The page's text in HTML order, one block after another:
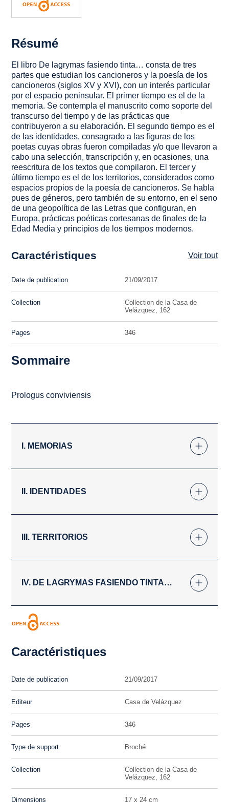
Résumé
El libro De lagrymas fasiendo tinta… consta de tres
partes que estudian los cancioneros y la poesía de los
cancioneros (siglos XV y XVI), con un interés particular
por el espacio peninsular. El primer tiempo es el de la
memoria. Se contempla el manuscrito como soporte del
transcurso del tiempo y de las prácticas que
contribuyeron a su elaboración. El segundo tiempo es el
de las identidades, consagrado a las figuras de los
poetas cuyas obras fueron compiladas y/o que llevaron a
cabo una selección, transcripción y, en ocasiones, una
reescritura de los textos que compilaron. El tercer y
último tiempo es el de los territorios, considerados como
espacios propios de la poesía de cancioneros. Se habla
pues de géneros, pero también de su entorno, en el seno
de una geopolítica de las Letras que configuran, en
Europa, prácticas poéticas cortesanas de finales de la
Edad Media y principios de los tiempos modernos.
Caractéristiques Voir tout
Date de publication 21/09/2017
Collection
Collection de la Casa de
Velázquez, 162
Pages 346
Sommaire
Prologus conviviensis
I. MEMORIAS
II. IDENTIDADES
III. TERRITORIOS
IV. DE LAGRYMAS FASIENDO TINTA…
Caractéristiques
Date de publication 21/09/2017
Editeur Casa de Velázquez
Pages 346
Type de support Broché
Collection
Collection de la Casa de
Velázquez, 162
Dimensions 17 x 24 cm